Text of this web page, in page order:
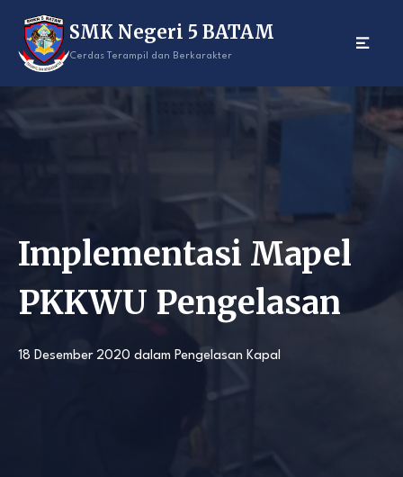
content
SMK Negeri 5 BATAM
Cerdas Terampil dan Berkarakter
Implementasi Mapel
PKKWU Pengelasan
18 Desember 2020 dalam Pengelasan Kapal